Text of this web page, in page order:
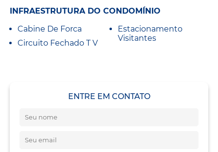
INFRAESTRUTURA DO CONDOMÍNIO
Cabine De Forca
Circuito Fechado T V
Estacionamento
Visitantes
ENTRE EM CONTATO